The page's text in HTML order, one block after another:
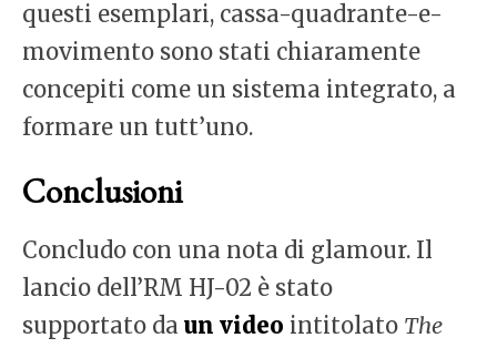
questi esemplari, cassa-quadrante-e-
movimento sono stati chiaramente
concepiti come un sistema integrato, a
formare un tutt’uno.
Conclusioni
Concludo con una nota di glamour. Il
lancio dell’RM HJ-02 è stato
supportato da un video intitolato The